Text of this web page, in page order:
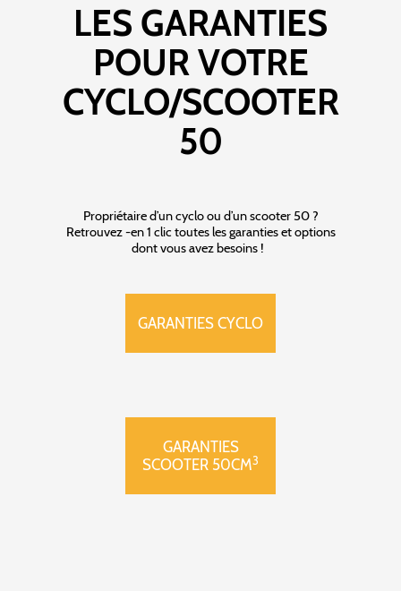
LES GARANTIES
POUR VOTRE
CYCLO/SCOOTER
50
Propriétaire d’un cyclo ou d’un scooter 50 ?
Retrouvez -en 1 clic toutes les garanties et options
dont vous avez besoins !
GARANTIES CYCLO
GARANTIES
SCOOTER 50CM3